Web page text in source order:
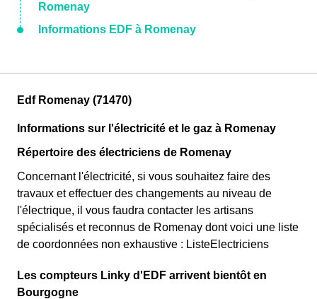
Romenay
Informations EDF à Romenay
Edf Romenay (71470)
Informations sur l'électricité et le gaz à Romenay
Répertoire des électriciens de Romenay
Concernant l'électricité, si vous souhaitez faire des
travaux et effectuer des changements au niveau de
l'électrique, il vous faudra contacter les artisans
spécialisés et reconnus de Romenay dont voici une liste
de coordonnées non exhaustive : ListeElectriciens
Les compteurs Linky d'EDF arrivent bientôt en
Bourgogne